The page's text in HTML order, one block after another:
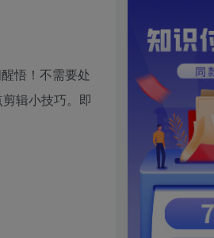
悟！不需要处
辑小技巧。即